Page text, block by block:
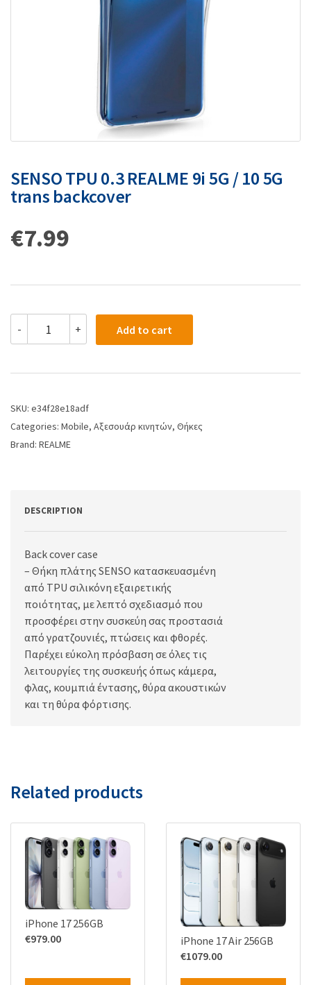
SENSO TPU 0.3 REALME 9i 5G / 10 5G
trans backcover
€7.99
- + Add to cart
SKU: e34f28e18adf
Categories: Mobile, Αξεσουάρ κινητών, Θήκες
Brand: REALME
DESCRIPTION
Back cover case
– Θήκη πλάτης SENSO κατασκευασμένη
από TPU σιλικόνη εξαιρετικής
ποιότητας, με λεπτό σχεδιασμό που
προσφέρει στην συσκεύη σας προστασιά
από γρατζουνιές, πτώσεις και φθορές.
Παρέχει εύκολη πρόσβαση σε όλες τις
λειτουργίες της συσκευής όπως κάμερα,
φλας, κουμπιά έντασης, θύρα ακουστικών
και τη θύρα φόρτισης.
Related products
iPhone 17 256GB
€979.00
iPhone 17 Air 256GB
€1079.00